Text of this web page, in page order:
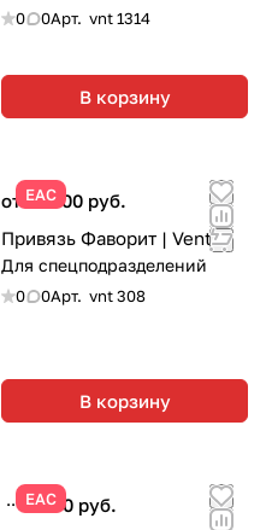
0 0Арт. vnt 1314
В корзину
ЕАС
от 18 600 руб.
Привязь Фаворит | Vento
Для спецподразделений
0 0Арт. vnt 308
В корзину
ЕАС
8 200 руб.